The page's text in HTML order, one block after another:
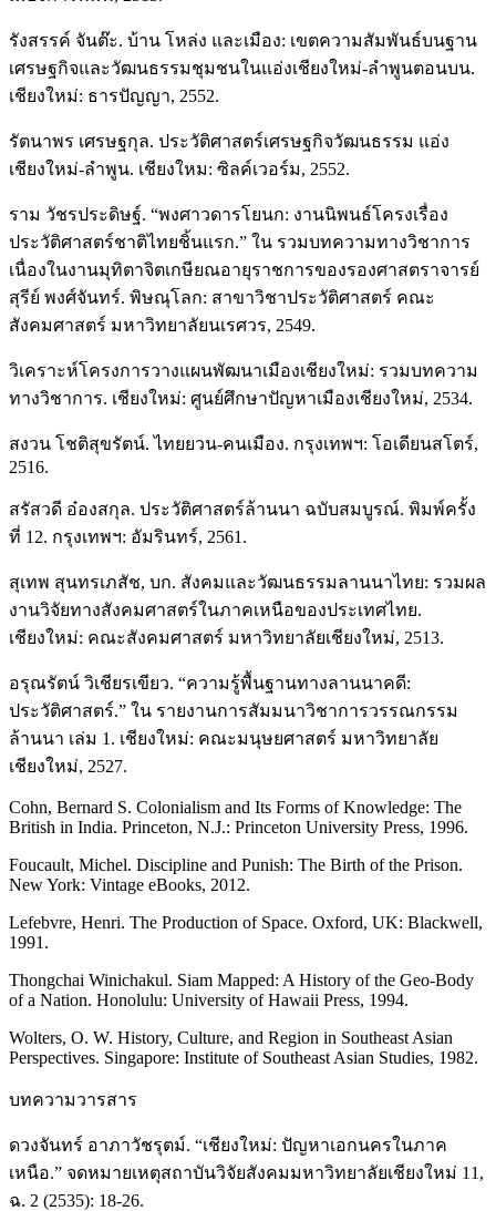
รังสรรค์ จันต๊ะ. บ้าน โหล่ง และเมือง: เขตความสัมพันธ์บนฐาน
เศรษฐกิจและวัฒนธรรมชุมชนในแอ่งเชียงใหม่-ลำพูนตอนบน.
เชียงใหม่: ธารปัญญา, 2552.
รัตนาพร เศรษฐกุล. ประวัติศาสตร์เศรษฐกิจวัฒนธรรม แอ่ง
เชียงใหม่-ลำพูน. เชียงใหม: ซิลค์เวอร์ม, 2552.
ราม วัชรประดิษฐ์. “พงศาวดารโยนก: งานนิพนธ์โครงเรื่อง
ประวัติศาสตร์ชาติไทยชิ้นแรก.” ใน รวมบทความทางวิชาการ
เนื่องในงานมุทิตาจิตเกษียณอายุราชการของรองศาสตราจารย์
สุรีย์ พงศ์จันทร์. พิษณุโลก: สาขาวิชาประวัติศาสตร์ คณะ
สังคมศาสตร์ มหาวิทยาลัยนเรศวร, 2549.
วิเคราะห์โครงการวางแผนพัฒนาเมืองเชียงใหม่: รวมบทความ
ทางวิชาการ. เชียงใหม่: ศูนย์ศึกษาปัญหาเมืองเชียงใหม่, 2534.
สงวน โชติสุขรัตน์. ไทยยวน-คนเมือง. กรุงเทพฯ: โอเดียนสโตร์,
2516.
สรัสวดี อ๋องสกุล. ประวัติศาสตร์ล้านนา ฉบับสมบูรณ์. พิมพ์ครั้ง
ที่ 12. กรุงเทพฯ: อัมรินทร์, 2561.
สุเทพ สุนทรเภสัช, บก. สังคมและวัฒนธรรมลานนาไทย: รวมผล
งานวิจัยทางสังคมศาสตร์ในภาคเหนือของประเทศไทย.
เชียงใหม่: คณะสังคมศาสตร์ มหาวิทยาลัยเชียงใหม่, 2513.
อรุณรัตน์ วิเชียรเขียว. “ความรู้พื้นฐานทางลานนาคดี:
ประวัติศาสตร์.” ใน รายงานการสัมมนาวิชาการวรรณกรรม
ล้านนา เล่ม 1. เชียงใหม่: คณะมนุษยศาสตร์ มหาวิทยาลัย
เชียงใหม่, 2527.
Cohn, Bernard S. Colonialism and Its Forms of Knowledge: The
British in India. Princeton, N.J.: Princeton University Press, 1996.
Foucault, Michel. Discipline and Punish: The Birth of the Prison.
New York: Vintage eBooks, 2012.
Lefebvre, Henri. The Production of Space. Oxford, UK: Blackwell,
1991.
Thongchai Winichakul. Siam Mapped: A History of the Geo-Body
of a Nation. Honolulu: University of Hawaii Press, 1994.
Wolters, O. W. History, Culture, and Region in Southeast Asian
Perspectives. Singapore: Institute of Southeast Asian Studies, 1982.
บทความวารสาร
ดวงจันทร์ อาภาวัชรุตม์. “เชียงใหม่: ปัญหาเอกนครในภาค
เหนือ.” จดหมายเหตุสถาบันวิจัยสังคมมหาวิทยาลัยเชียงใหม่ 11,
ฉ. 2 (2535): 18-26.